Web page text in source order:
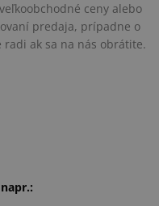
ceny alebo
predaja, prípadne o
ak sa na nás obrátite.